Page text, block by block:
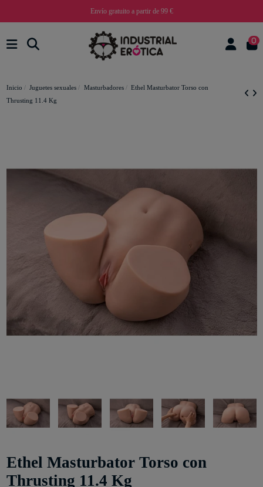
Envío gratuito a partir de 99 €
0
Inicio Juguetes sexuales Masturbadores
Ethel Masturbator Torso con
Thrusting 11.4 Kg
Ethel Masturbator Torso con
Thrusting 11.4 Kg